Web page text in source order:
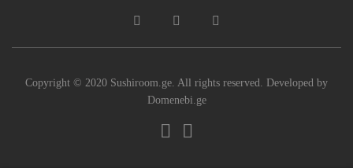
Copyright © 2020 Sushiroom.ge. All rights reserved. Developed by
Domenebi.ge